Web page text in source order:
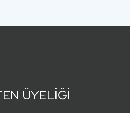
ÜYELİĞİ